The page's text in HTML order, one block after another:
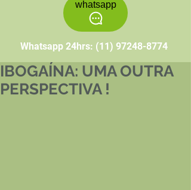
whatsapp
Whatsapp 24hrs: (11) 97248-8774
IBOGAÍNA: UMA OUTRA
PERSPECTIVA !